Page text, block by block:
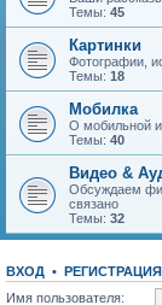
Темы: 45
Картинки
Фотографии,
Темы: 18
Мобилка
О мобильной и
Темы: 40
Видео &
Обсуждаем
связано
Темы: 32
ВХОД • РЕГИСТРАЦИЯ
Имя пользователя: